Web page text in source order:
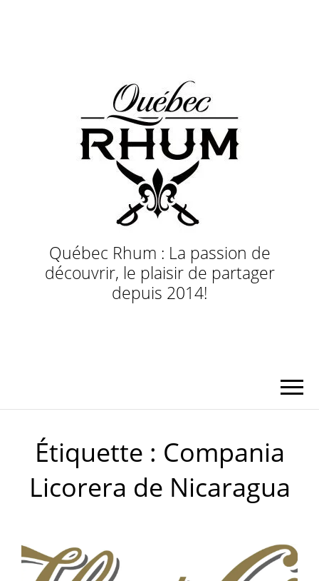
Québec Rhum : La passion de
découvrir, le plaisir de partager
depuis 2014!
Étiquette : Compania
Licorera de Nicaragua